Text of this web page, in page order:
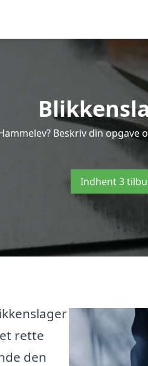
Beskriv din
Indhent 3
rette
den